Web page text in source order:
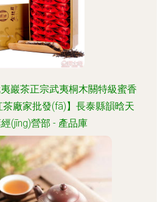
夷巖茶正宗武夷桐木關特級蜜香
廠家批發(fā)】長泰縣韻晗天
(jīng)營部 - 產品庫